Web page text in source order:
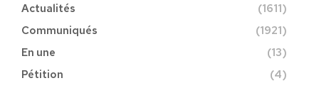
Actualités
(1611)
Communiqués
(1921)
En une
(13)
Pétition
(4)